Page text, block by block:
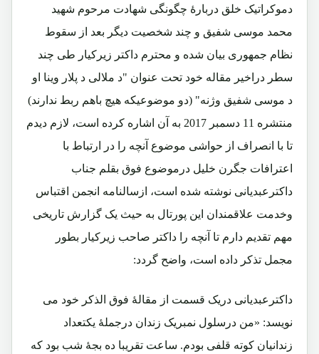
دموکراتیک خلق دربارۀ چگونگی شهادت مرحوم شهید
محمد موسی شفیق و چند شخصیت دیگر بعد از سقوط
نظام جمهوری بیان شده و محترم داکتر زیرکیار طی چند
سطر دراخیر مقاله خود تحت عنوان "د ملالی د پلار وینا او
د موسی شفیق وژنه" (دو موضوعیکه هیچ باهم ربط ندارند)
منتشره 11 دسمبر 2017 به آن اشاره کرده است، لازم دیدم
تا با انصراف از حواشی موضوع آنچه را در ارتباط با
اعترافات جگرن خلیل درموضوع فوق بقلم جناب
داکترعبدیانی نوشته شده است، ازسالنامه انجمن اقتباس
وخدمت علاقمندان این پورتال به حیث یک گزارش تاریخی
مهم تقدیم دارم تا آنچه را داکتر صاحب زیرکیار بطور
مجمل تذکر داده است، واضح گردد:
داکترعبدیانی دریک قسمت از مقالۀ فوق الذکر خود می
نویسد: «من درسلول نمبریک زندان درجملۀ یکتعداد
زندانیان کوته قلفی بودم. ساعت تقریبا ده بجۀ شب بود که